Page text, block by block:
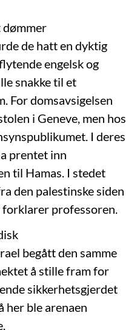
dømmer
de hatt en dyktig
engelsk og
snakke til et
For domsavsigelsen
i Geneve, men hos
I deres
prentet inn
til Hamas. I stedet
den palestinske siden
professoren.
begått den samme
å stille fram for
sikkerhetsgjerdet
her ble arenaen